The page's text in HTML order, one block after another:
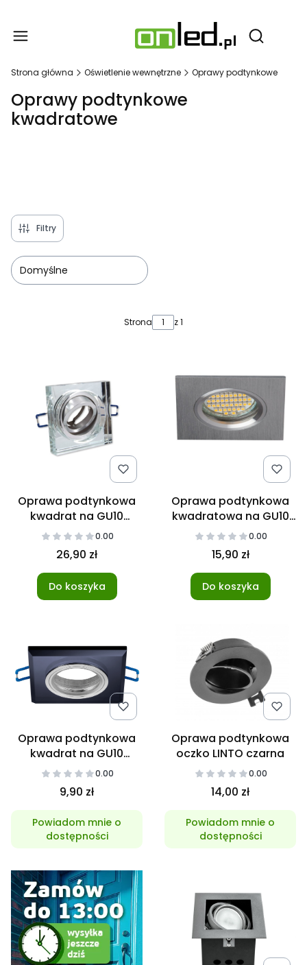
Otwórz
Strona główna Oświetlenie wewnętrzne Oprawy podtynkowe
Oprawy podtynkowe
kwadratowe
Filtry
Domyślne
Strona z 1
Oprawa podtynkowa
kwadrat na GU10
szklana lustro
0.00
26,90 zł
Do koszyka
Oprawa podtynkowa
kwadratowa na GU10
chrom0.00
15,90 zł
Do koszyka
Oprawa podtynkowa
kwadrat na GU10
szklana czarna
0.00
9,90 zł
Powiadom mnie o
dostępności
Oprawa podtynkowa
oczko LINTO czarna
0.00
14,00 zł
Powiadom mnie o
dostępności